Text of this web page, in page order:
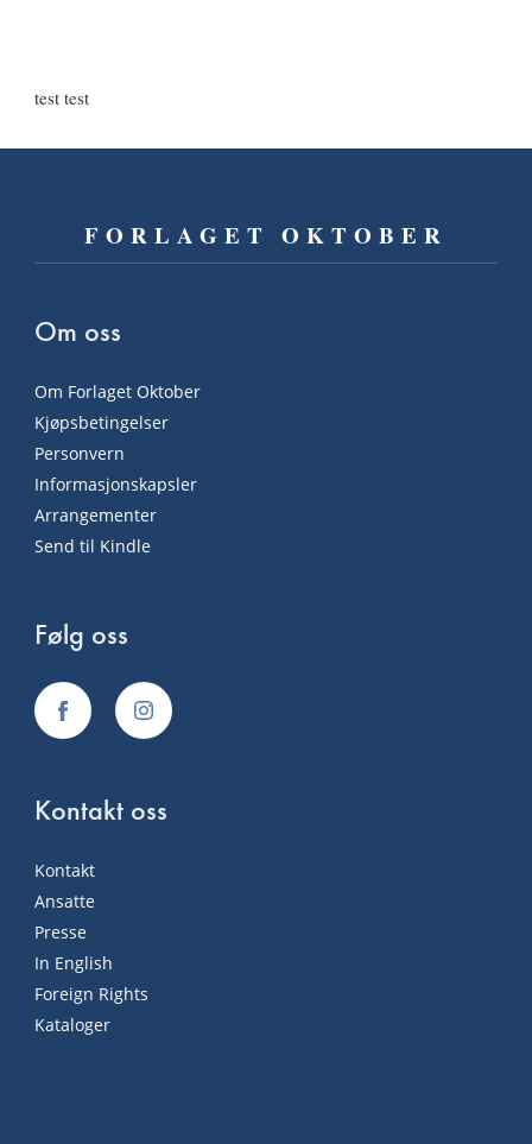
test test
FORLAGET OKTOBER
Om oss
Om Forlaget Oktober
Kjøpsbetingelser
Personvern
Informasjonskapsler
Arrangementer
Send til Kindle
Følg oss
Kontakt oss
Kontakt
Ansatte
Presse
In English
Foreign Rights
Kataloger